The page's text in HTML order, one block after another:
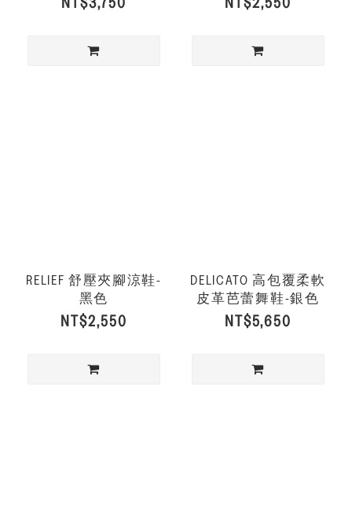
RELIEF 舒壓夾腳涼鞋-
黑色
NT$2,550
DELICATO 高包覆柔軟
皮革芭蕾舞鞋-銀色
NT$5,650